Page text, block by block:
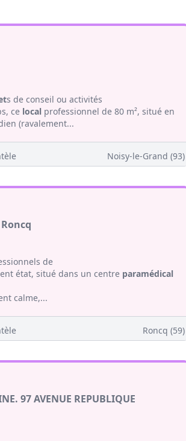
s de conseil ou activités
ce local professionnel de 80 m², situé en
(ravalement...
Noisy-le-Grand (93)
de
état, situé dans un centre paramédical
calme,...
Roncq (59)
97 AVENUE REPUBLIQUE